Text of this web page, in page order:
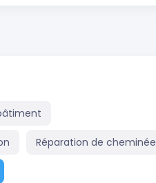
Réparation de cheminée